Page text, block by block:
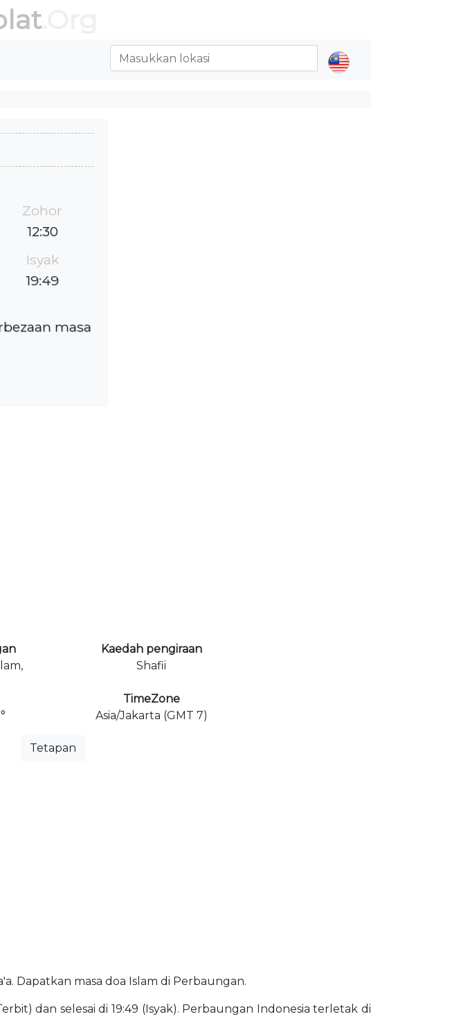
.Org
Zohor
12:30
Isyak
19:49
masa
Kaedah pengiraan
Shafii
TimeZone
Asia/Jakarta (GMT 7)
Tetapan
Dapatkan masa doa Islam di Perbaungan.
dan selesai di 19:49 (Isyak). Perbaungan Indonesia terletak di